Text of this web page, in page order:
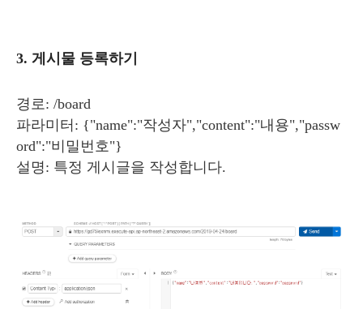
3. 게시물 등록하기
경로: /board
파라미터: {"name":"작성자","content":"내용","passw
ord":"비밀번호"}
설명: 특정 게시글을 작성합니다.